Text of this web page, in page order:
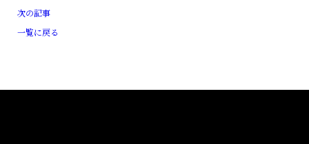
次の記事
一覧に戻る